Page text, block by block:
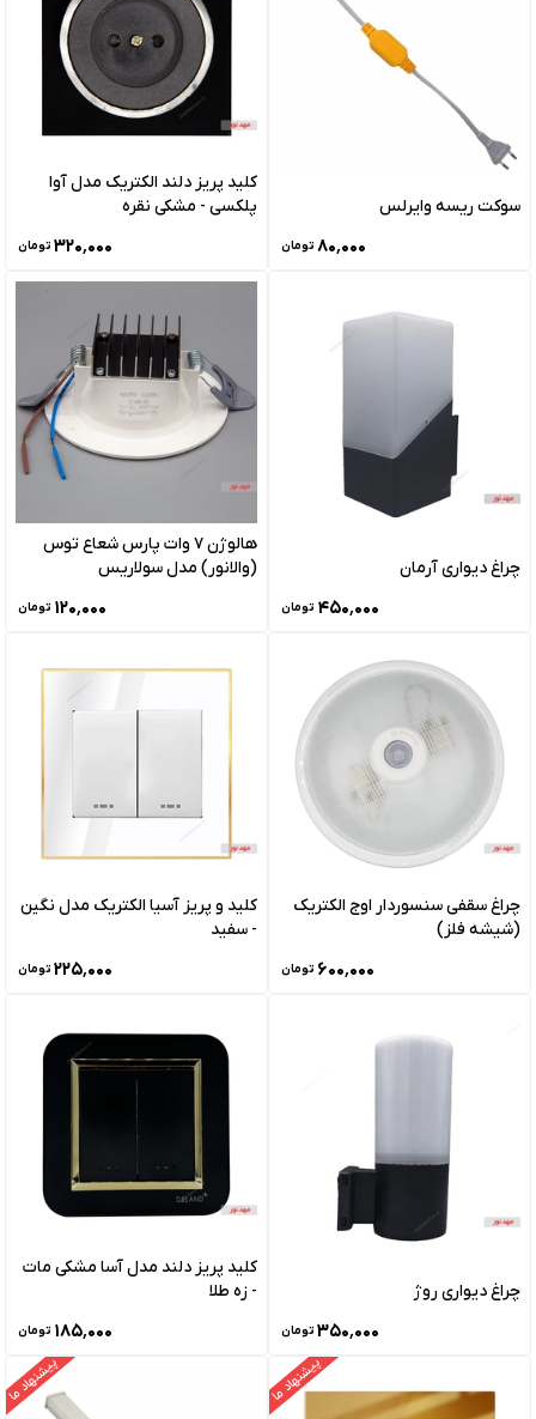
سوکت ریسه وایرلس
۸۰٬۰۰۰ تومان
کلید پریز دلند الکتریک مدل آوا
پلکسی - مشکی نقره
۳۲۰٬۰۰۰ تومان
چراغ دیواری آرمان
۴۵۰٬۰۰۰ تومان
هالوژن 7 وات پارس شعاع توس
(والانور) مدل سولاریس
۱۲۰٬۰۰۰ تومان
چراغ سقفی سنسوردار اوج الکتریک
(شیشه فلز)
۶۰۰٬۰۰۰ تومان
کلید و پریز آسیا الکتریک مدل نگین
- سفید
۲۲۵٬۰۰۰ تومان
چراغ دیواری روژ
۳۵۰٬۰۰۰ تومان
کلید پریز دلند مدل آسا مشکی مات
- زه طلا
۱۸۵٬۰۰۰ تومان
پیشنهاد ما پیشنهاد ما